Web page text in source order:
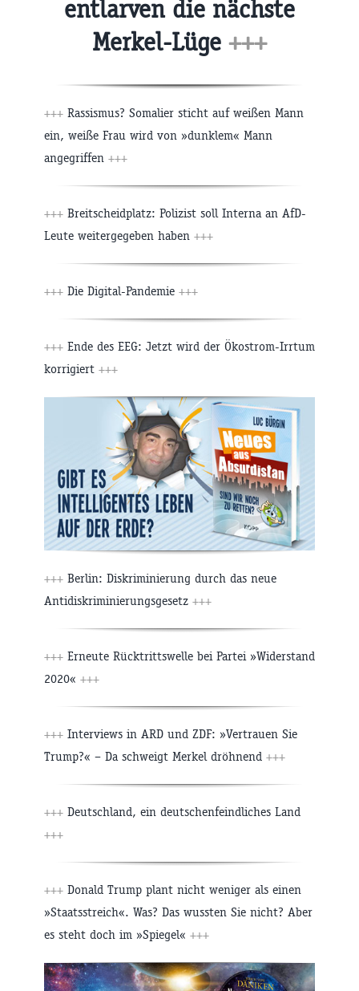
entlarven die nächste
Merkel-Lüge +++
+++ Rassismus? Somalier sticht auf weißen Mann
ein, weiße Frau wird von »dunklem« Mann
angegriffen +++
+++ Breitscheidplatz: Polizist soll Interna an AfD-
Leute weitergegeben haben +++
+++ Die Digital-Pandemie +++
+++ Ende des EEG: Jetzt wird der Ökostrom-Irrtum
korrigiert +++
+++ Berlin: Diskriminierung durch das neue
Antidiskriminierungsgesetz +++
+++ Erneute Rücktrittswelle bei Partei »Widerstand
2020« +++
+++ Interviews in ARD und ZDF: »Vertrauen Sie
Trump?« – Da schweigt Merkel dröhnend +++
+++ Deutschland, ein deutschenfeindliches Land
+++
+++ Donald Trump plant nicht weniger als einen
»Staatsstreich«. Was? Das wussten Sie nicht? Aber
es steht doch im »Spiegel« +++